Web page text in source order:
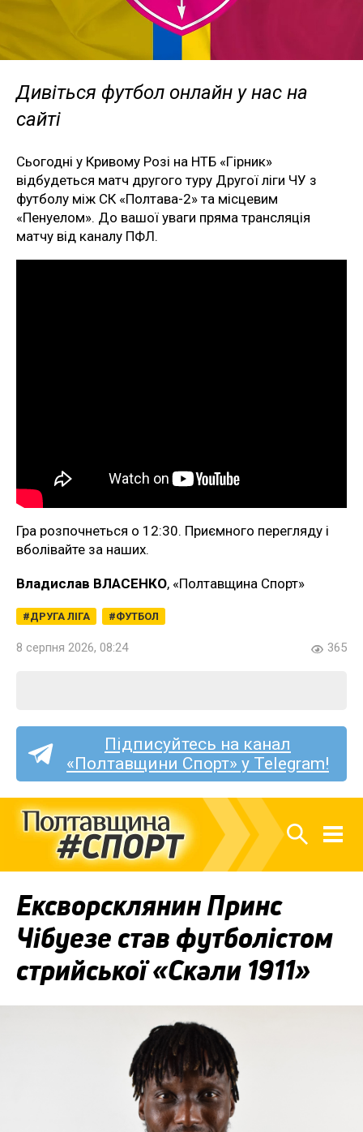
Дивіться футбол онлайн у нас на
сайті
Сьогодні у Кривому Розі на НТБ «Гірник»
відбудеться матч другого туру Другої ліги ЧУ з
футболу між СК «Полтава-2» та місцевим
«Пенуелом». До вашої уваги пряма трансляція
матчу від каналу ПФЛ.
Гра розпочнеться о 12:30. Приємного перегляду і
вболівайте за наших.
Владислав ВЛАСЕНКО, «Полтавщина Спорт»
ДРУГА ЛІГА ФУТБОЛ
8 серпня 2026, 08:24 365
Підписуйтесь на канал
«Полтавщини Спорт» у Telegram!
Ексворсклянин Принс
Чібуезе став футболістом
стрийської «Скали 1911»